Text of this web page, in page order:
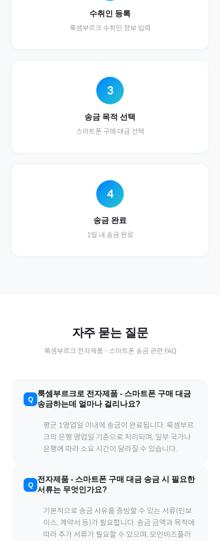
수취인 등록
룩셈부르크 수취인 정보 입력
3
송금 목적 선택
스마트폰 구매 대금 선택
4
송금 완료
1일 내 송금 완료
자주 묻는 질문
룩셈부르크 전자제품 - 스마트폰 송금 관련 FAQ
룩셈부르크로 전자제품 - 스마트폰 구매 대금
송금하는데 얼마나 걸리나요?
평균 1영업일 이내에 송금이 완료됩니다. 룩셈부르
크의 은행 영업일 기준으로 처리되며, 일부 국가나
은행에 따라 소요 시간이 달라질 수 있습니다.
전자제품 - 스마트폰 구매 대금 송금 시 필요한
서류는 무엇인가요?
기본적으로 송금 사유를 증빙할 수 있는 서류(인보
이스, 계약서 등)가 필요합니다. 송금 금액과 목적에
따라 추가 서류가 필요할 수 있으며, 모인비즈플러